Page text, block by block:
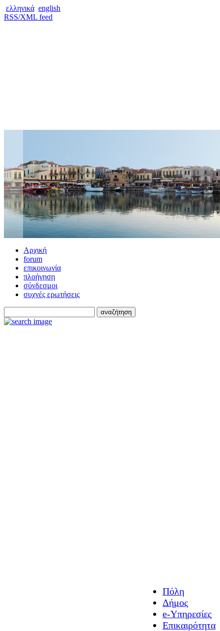
ελληνικά english
RSS/XML feed
Αρχική
forum
επικοινωνία
πλοήγηση
σύνδεσμοι
συχνές ερωτήσεις
Πόλη
Δήμος
e-Υπηρεσίες
Επικαιρότητα